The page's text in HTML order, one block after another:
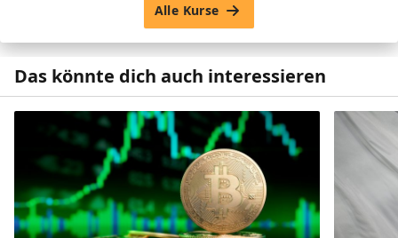
Alle Kurse
Das könnte dich auch interessieren